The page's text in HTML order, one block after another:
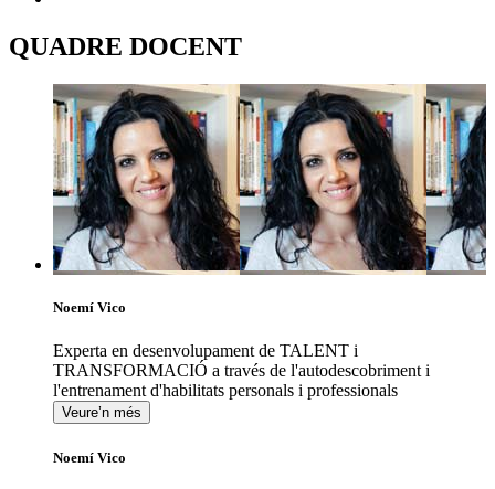
QUADRE DOCENT
Noemí Vico
Experta en desenvolupament de TALENT i
TRANSFORMACIÓ a través de l'autodescobriment i
l'entrenament d'habilitats personals i professionals
Veure’n més
Noemí Vico